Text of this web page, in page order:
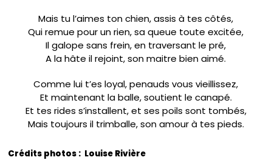
Mais tu l’aimes ton chien, assis à tes côtés,
Qui remue pour un rien, sa queue toute excitée,
Il galope sans frein, en traversant le pré,
A la hâte il rejoint, son maitre bien aimé.
Comme lui t’es loyal, penauds vous vieillissez,
Et maintenant la balle, soutient le canapé.
Et tes rides s’installent, et ses poils sont tombés,
Mais toujours il trimballe, son amour à tes pieds.
Crédits photos : Louise Rivière